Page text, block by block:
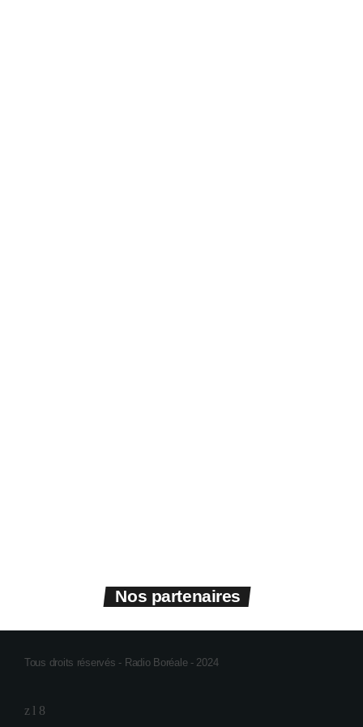
Nos partenaires
Tous droits réservés - Radio Boréale - 2024